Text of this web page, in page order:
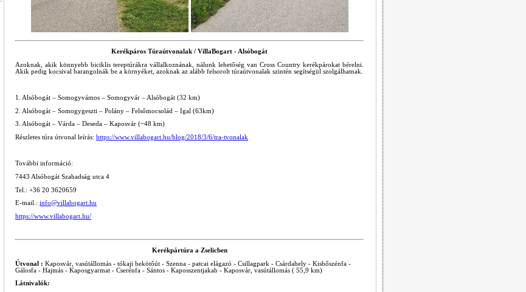
Kerékpáros Túraútvonalak / VillaBogart - Alsóbogát
Azoknak, akik könnyebb biciklis tereptúrákra vállalkoznának, nálunk lehetőség van Cross Country kerékpárokat bérelni.
Akik pedig kocsival barangolnák be a környéket, azoknak az alább felsorolt túraútvonalak szintén segítségül szolgálhatnak.
1. Alsóbogát – Somogyvámos – Somogyvár – Alsóbogát (32 km)
2. Alsóbogát – Somogygeszti – Polány – Felsőmocsolád – Igal (63km)
3. Alsóbogát – Várda – Deseda – Kaposvár (~48 km)
Részletes túra útvonal leírás: https://www.villabogart.hu/blog/2018/3/6/tra-tvonalak
További információ:
7443 Alsóbogát Szabadság utca 4
Tel.: +36 20 3620659
E-mail.: info@villabogart.hu
https://www.villabogart.hu/
Kerékpártúra a Zselicben
Útvonal : Kaposvár, vasútállomás - tókaji bekötőút - Szenna - patcai elágazó - Csillagpark - Csárdahely - Kisbőszénfa -
Gálosfa - Hajmás - Kaposgyarmat - Cserénfa - Sántos - Kaposszentjakab - Kaposvár, vasútállomás ( 55,9 km)
Látnivalók: